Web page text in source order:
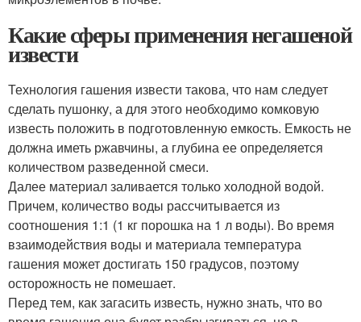
Какие сферы применения негашеной
извести
Технология гашения извести такова, что нам следует
сделать пушонку, а для этого необходимо комковую
известь положить в подготовленную емкость. Емкость не
должна иметь ржавчины, а глубина ее определяется
количеством разведенной смеси.
Далее материал заливается только холодной водой.
Причем, количество воды рассчитывается из
соотношения 1:1 (1 кг порошка на 1 л воды). Во время
взаимодействия воды и материала температура
гашения может достигать 150 градусов, поэтому
осторожность не помешает.
Перед тем, как загасить известь, нужно знать, что во